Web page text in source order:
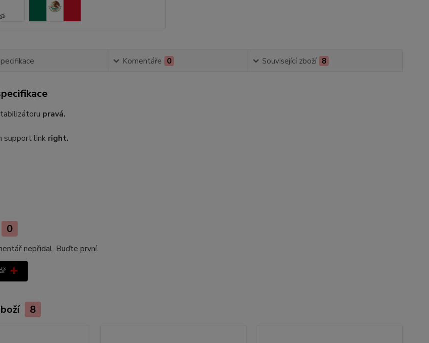
Komentáře 0 Související zboží 8
pravá.
support link right.
0
nepřidal. Buďte první.
8